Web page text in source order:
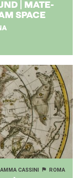
| MA­TE­
SPACE
CASSINI ROMA